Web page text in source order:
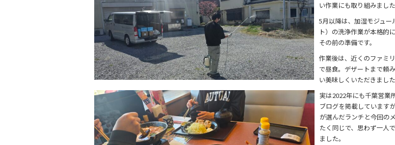
い作業にも取り組みました
5月以降は、加湿モジュー
ト）の洗浄作業が本格的
その前の準備です。
作業後は、近くのファミ
で昼食。デザートまで頼
い美味しくいただきました
実は2022年にも千葉営業
ブログを掲載しています
が選んだランチと今回の
たく同じで、思わず一人
ました。